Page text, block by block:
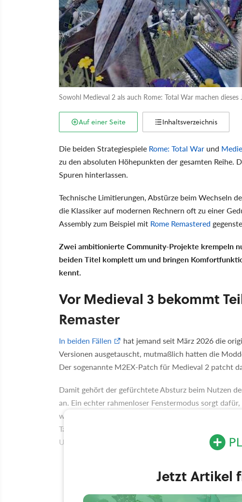
Sowohl Medieval 2 als auch Rome: Total War machen
Auf einer Seite Inhaltsverzeichnis
Die beiden Strategiespiele Rome: Total War und
zu den absoluten Höhepunkten der gesamten Reihe.
Spuren hinterlassen.
Technische Limitierungen, Abstürze beim Wechseln
die Klassiker auf modernen Rechnern oft zu einer
Assembly zum Beispiel mit Rome Remastered
Zwei ambitionierte Community-Projekte krempeln
beiden Titel komplett um und bringen
kennt.
Vor Medieval 3 bekommt
Remaster
In beiden Fällen
hat jemand seit März 2026 die
Versionen ausgetauscht, mutmaßlich hatten die
Der sogenannte M2EX-Patch für Medieval 2 patcht
Damit gehört der gefürchtete Absturz beim Nutzen
an. Ein echter rahmenloser Fenstermodus sorgt
wieder rein tabben könnt. Auch die Ladezeiten beim
Taktikschlachten wurden so drastisch verkürzt, dass
Unterstützung für das Steam Deck ist nun integriert.
Jetzt Artikel